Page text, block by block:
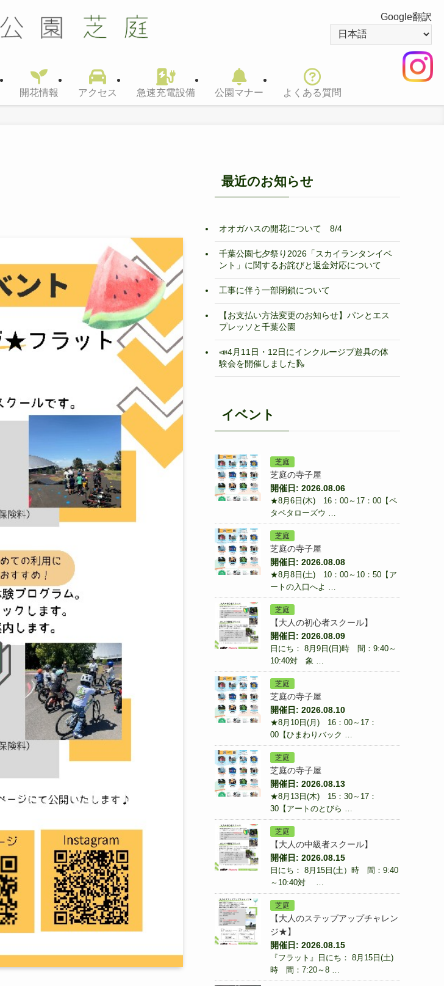
開花情報 アクセス 急速充電設備 公園マナー よくある質問
Google翻訳
最近のお知らせ
オオガハスの開花について 8/4
千葉公園七夕祭り2026「スカイランタンイベ
ント」に関するお詫びと返金対応について
工事に伴う一部閉鎖について
【お支払い方法変更のお知らせ】パンとエス
プレッソと千葉公園
📣4月11日・12日にインクルージブ遊具の体
験会を開催しました🛝
イベント
芝庭
芝庭の寺子屋
開催日: 2026.08.06
★8月6日(木) 16：00～17：00【ペ
タペタローズウ …
芝庭
芝庭の寺子屋
開催日: 2026.08.08
★8月8日(土) 10：00～10：50【ア
ートの入口へよ …
芝庭
【大人の初心者スクール】
開催日: 2026.08.09
日にち： 8月9日(日)時 間：9:40～
10:40対 象 …
芝庭
芝庭の寺子屋
開催日: 2026.08.10
★8月10日(月) 16：00～17：
00【ひまわりバック …
芝庭
芝庭の寺子屋
開催日: 2026.08.13
★8月13日(木) 15：30～17：
30【アートのとびら …
芝庭
【大人の中級者スクール】
開催日: 2026.08.15
日にち： 8月15日(土）時 間：9:40
～10:40対 …
芝庭
【大人のステップアップチャレン
ジ★】
開催日: 2026.08.15
『フラット』日にち： 8月15日(土)
時 間：7:20～8 …